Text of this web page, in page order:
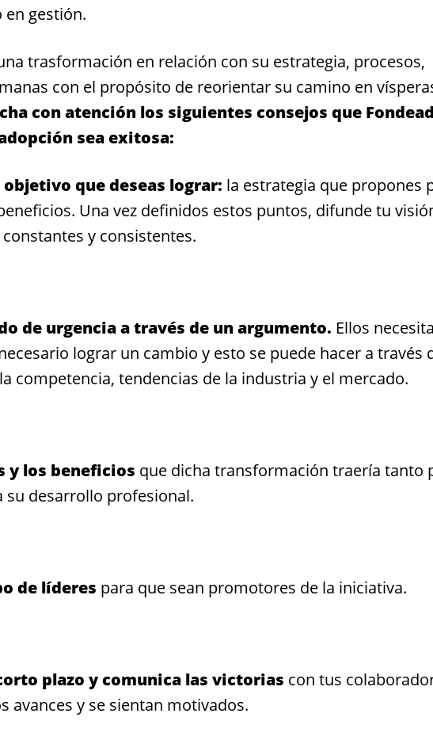
gestión.
trasformación en relación con su estrategia, procesos,
con el propósito de reorientar su camino en
con atención los siguientes consejos que
sea exitosa:
objetivo que deseas lograr: la estrategia que propones
Una vez definidos estos puntos, difunde tu
y consistentes.
de urgencia a través de un argumento. Ellos
lograr un cambio y esto se puede hacer a través
competencia, tendencias de la industria y el mercado.
y los beneficios que dicha transformación traería tanto
su desarrollo profesional.
de líderes para que sean promotores de la iniciativa.
plazo y comunica las victorias con tus
avances y se sientan motivados.